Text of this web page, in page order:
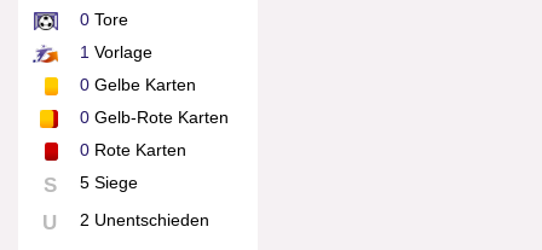
0 Tore
1 Vorlage
0 Gelbe Karten
0 Gelb-Rote Karten
0 Rote Karten
S 5 Siege
U 2 Unentschieden